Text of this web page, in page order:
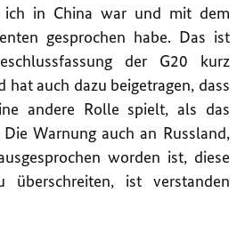
ich in China war und mit dem
gesprochen habe. Das ist
der G20 kurz
hat auch dazu beigetragen, dass
andere Rolle spielt, als das
Warnung auch an Russland,
worden ist, diese
ist verstanden